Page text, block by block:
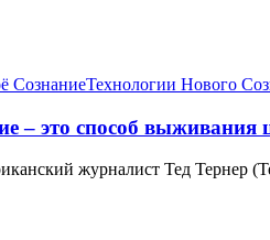
СознаниеТехнологии Нового
– это способ выживания
журналист Тед Тернер